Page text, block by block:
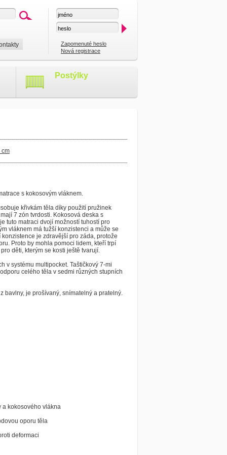
Zapomenuté heslo
Nová registrace
Postýlky
cm
s kokosovým vláknem.
křivkám těla díky použití pružinek
7 zón tvrdosti. Kokosová deska s
tuto matraci dvojí možností tuhostí pro
vláknem má tužší konzistenci a může se
je zdravější pro záda, protože
Proto by mohla pomoci lidem, kteří trpí
děti, kterým se kosti ještě tvarují.
v systému multipocket. Taštičkový 7-mi
celého těla v sedmi různých stupních
bavlny, je prošívaný, snímatelný a pratelný.
a kokosového vlákna
oporu těla
deformaci